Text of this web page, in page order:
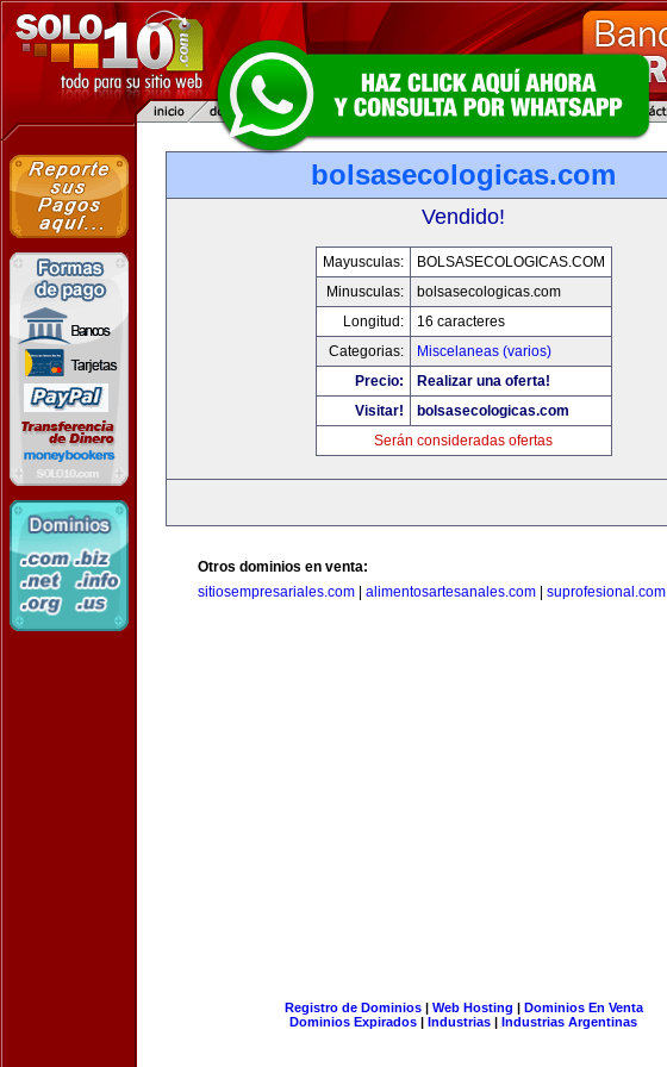
bolsasecologicas.com
Vendido!
Mayusculas:
BOLSASECOLOGICAS.COM
Minusculas:
bolsasecologicas.com
Longitud:
16 caracteres
Categorias:
Miscelaneas (varios)
Precio:
Realizar una oferta!
Visitar!
bolsasecologicas.com
Serán consideradas ofertas
Otros dominios en venta:
sitiosempresariales.com
alimentosartesanales.com suprofesional.com
Registro de Dominios| Web Hosting | Dominios En Venta
Dominios Expirados | Industrias | Industrias Argentinas